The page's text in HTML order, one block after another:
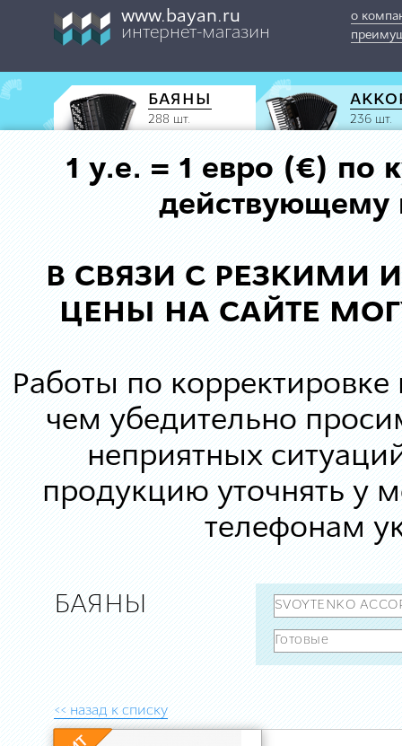
www.bayan.ru
интернет-магазин
о
БАЯНЫ
288 шт. 236 шт.
1 у.е. = 1 евро (€) по
действующему
В СВЯЗИ С РЕЗКИМИ
ЦЕНЫ НА САЙТЕ
Работы по корректировке
чем убедительно
неприятных
продукцию уточнять у
телефонам
БАЯНЫ
<< назад к списку